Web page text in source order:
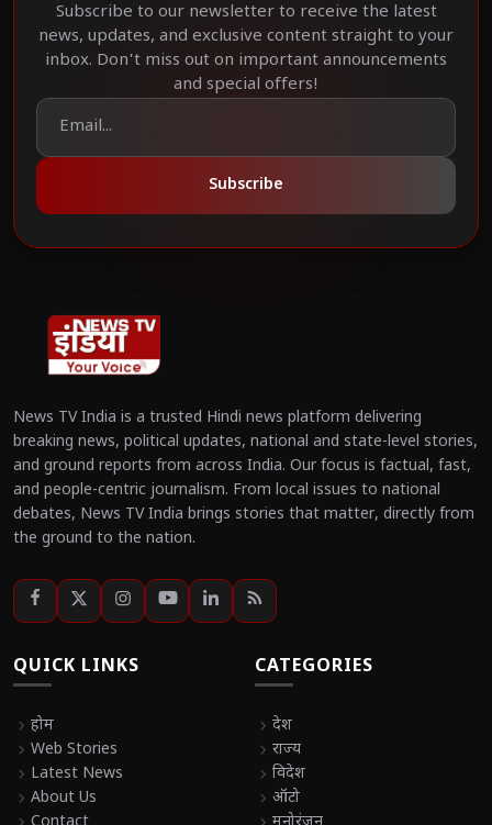
Subscribe to our newsletter to receive the latest
news, updates, and exclusive content straight to your
inbox. Don't miss out on important announcements
and special offers!
Subscribe
News TV India is a trusted Hindi news platform delivering
breaking news, political updates, national and state-level stories,
and ground reports from across India. Our focus is factual, fast,
and people-centric journalism. From local issues to national
debates, News TV India brings stories that matter, directly from
the ground to the nation.
QUICK LINKS
chevron_right होम
chevron_right Web Stories
chevron_right Latest News
chevron_right About Us
CATEGORIES
chevron_right देश
chevron_right राज्य
chevron_right विदेश
chevron_right ऑटो